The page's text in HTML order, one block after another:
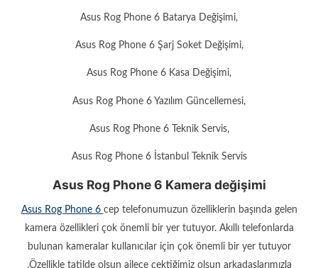
Asus Rog Phone 6 Batarya Değişimi,
Asus Rog Phone 6 Şarj Soket Değişimi,
Asus Rog Phone 6 Kasa Değişimi,
Asus Rog Phone 6 Yazılım Güncellemesi,
Asus Rog Phone 6 Teknik Servis,
Asus Rog Phone 6 İstanbul Teknik Servis
Asus Rog Phone 6 Kamera değişimi
Asus Rog Phone 6 cep telefonumuzun özelliklerin başında gelen
kamera özellikleri çok önemli bir yer tutuyor. Akıllı telefonlarda
bulunan kameralar kullanıcılar için çok önemli bir yer tutuyor
.Özellikle tatilde olsun ailece çektiğimiz olsun arkadaşlarımızla